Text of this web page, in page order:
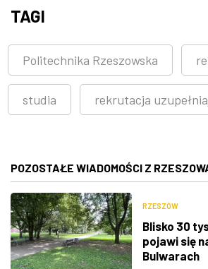
TAGI
Politechnika Rzeszowska
studia rekrutacja
POZOSTAŁE WIADOMOŚCI Z
RZESZÓW
Blisko 30
pojawi się
Bulwarach